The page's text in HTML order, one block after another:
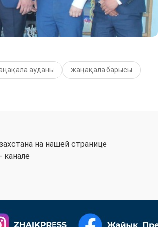
ауданы жаңақала барысы
на нашей странице
канале